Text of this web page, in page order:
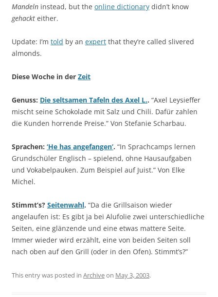
Mandeln instead, but the online dictionary didn’t know
gehackt either.
Update: I’m told by an expert that they’re called slivered
almonds.
Diese Woche in der Zeit
Genuss: Die seltsamen Tafeln des Axel L.. “Axel Leysieffer
mischt seine Schokolade mit Salz und Chili. Dafür zahlen
die Kunden horrende Preise.” Von Stefanie Scharbau.
Sprachen: ‘He has angefangen’. “In Sprachcamps lernen
Grundschüler Englisch – spielend, ohne Hausaufgaben
und Vokabelpauken. Zum Beispiel auf Juist.” Von Elke
Michel.
Stimmt’s? Seitenwahl. “Da die Grillsaison wieder
angelaufen ist: Es gibt ja bei Alufolie zwei unterschiedliche
Seiten, eine glänzende und eine etwas mattere Seite.
Immer wieder wird erzählt, eine von beiden Seiten soll
nach oben auf den Grill (oder in den Ofen). Stimmt’s?”
This entry was posted in Archiveon May 3, 2003.